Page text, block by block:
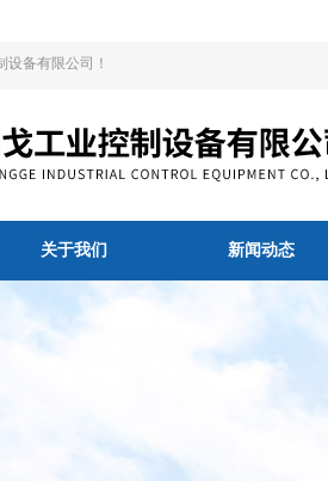
备有限公司！
关于我们 新闻动态